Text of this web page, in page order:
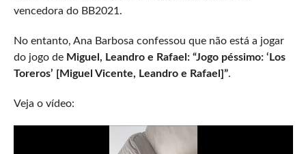
vencedora do BB2021.
No entanto, Ana Barbosa confessou que não está a jogar
do jogo de Miguel, Leandro e Rafael: “Jogo péssimo: ‘Los
Toreros’ [Miguel Vicente, Leandro e Rafael]”.
Veja o vídeo: